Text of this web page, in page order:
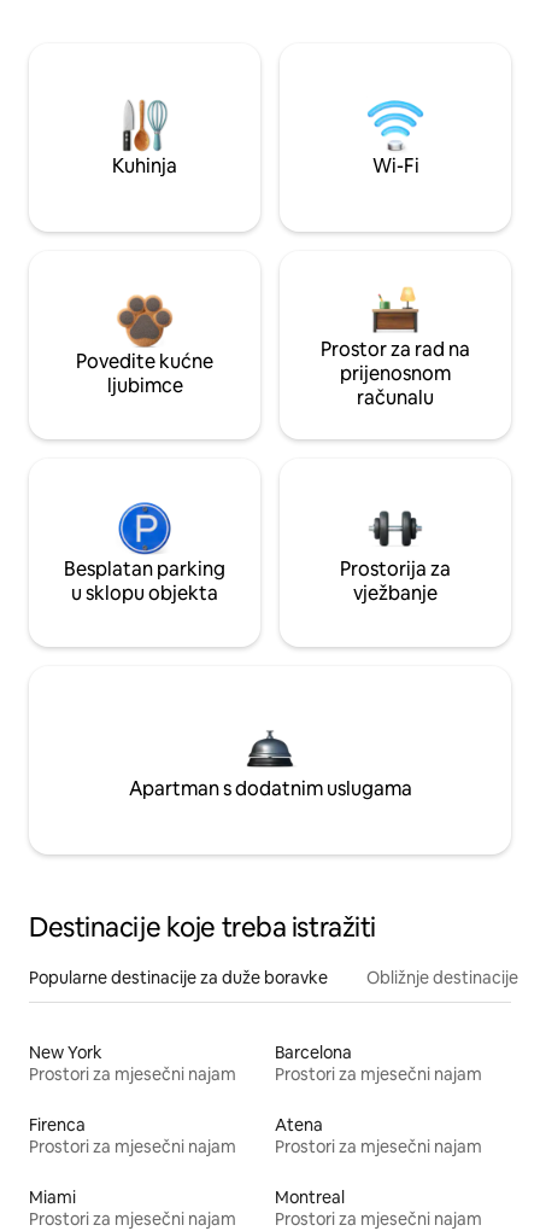
Kuhinja Wi-Fi
Povedite kućne
ljubimce
Prostor za rad na
prijenosnom
računalu
Besplatan parking
u sklopu objekta
Prostorija za
vježbanje
Apartman s dodatnim uslugama
Destinacije koje treba istražiti
Popularne destinacije za duže boravke Obližnje destinacije
New York
Prostori za mjesečni najam
Barcelona
Prostori za mjesečni najam
Firenca
Prostori za mjesečni najam
Atena
Prostori za mjesečni najam
Miami
Prostori za mjesečni najam
Montreal
Prostori za mjesečni najam